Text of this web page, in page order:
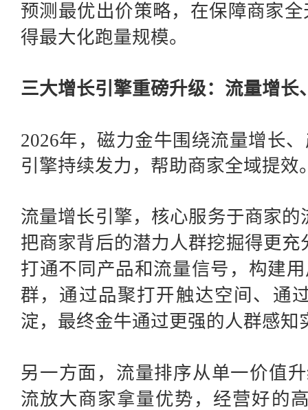
预测最优出价策略，在保障商家
得最大化跑量规模。
三大增长引擎重磅升级：流量增长
2026年，磁力金牛围绕流量增长
引擎持续发力，帮助商家全域提效
流量增长引擎，核心服务于商家的
把商家背后的潜力人群挖掘得更
打通不同产品和流量信号，构建
群，通过品聚打开触达空间、通
淀，最终金牛通过更强的人群感知
另一方面，流量排序从单一价值
流放大商家拿量优势，经营好的